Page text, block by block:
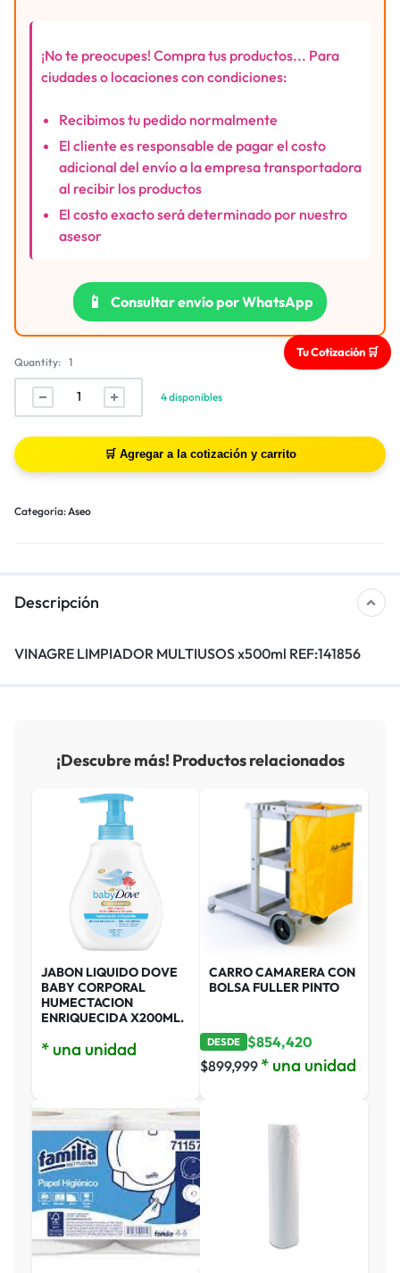
¡No te preocupes! Compra tus productos... Para
ciudades o locaciones con condiciones:
Recibimos tu pedido normalmente
El cliente es responsable de pagar el costo
adicional del envío a la empresa transportadora
al recibir los productos
El costo exacto será determinado por nuestro
asesor
📱 Consultar envío por WhatsApp
Quantity: 1
4 disponibles
Categoría:Aseo
Descripción
VINAGRE LIMPIADOR MULTIUSOS x500ml REF:141856
¡Descubre más! Productos relacionados
JABON LIQUIDO DOVE
BABY CORPORAL
HUMECTACION
ENRIQUECIDA X200ML.
* una unidad
CARRO CAMARERA CON
BOLSA FULLER PINTO
DESDE $854,420
$899,999 * una unidad
Tu Cotización 🛒